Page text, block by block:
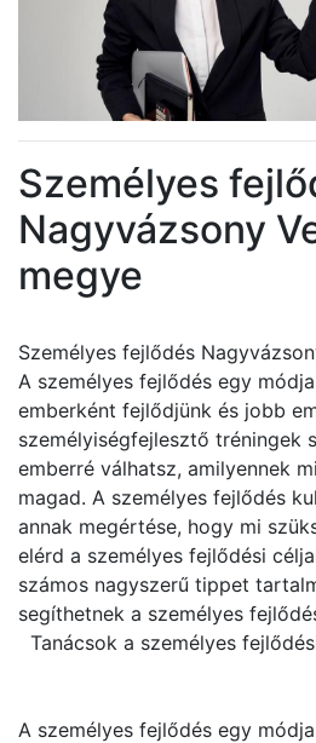
Személyes
Nagyvázsony
megye
Személyes fejlődés
A személyes fejlődés egy
emberként fejlődjünk és jobb
személyiségfejlesztő tréningek
emberré válhatsz, amilyennek
magad. A személyes fejlődés
annak megértése, hogy mi
elérd a személyes fejlődési
számos nagyszerű tippet
segíthetnek a személyes
Tanácsok a személyes
A személyes fejlődés egy